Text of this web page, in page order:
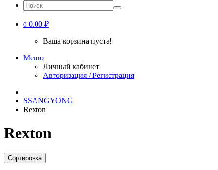
0 0.00 ₽
Ваша корзина пуста!
Меню
Личный кабинет
Авторизация / Регистрация
SSANGYONG
Rexton
Rexton
Сортировка